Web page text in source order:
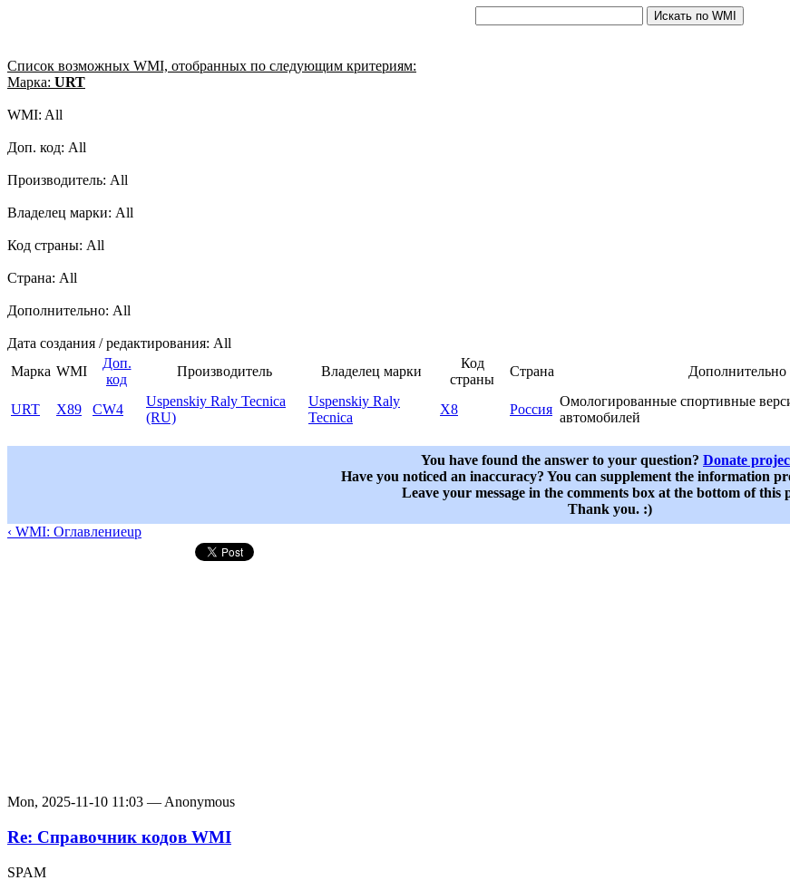
Список возможных WMI, отобранных по следующим критериям:
Марка: URT
WMI: All
Доп. код: All
Производитель: All
Владелец марки: All
Код страны: All
Страна: All
Дополнительно: All
Дата создания / редактирования: All
Марка WMI
Доп.
код
Производитель Владелец марки
Код
страны
Страна Дополнительно
URT
X89 CW4
Uspenskiy Raly Tecnica
(RU)
Uspenskiy Raly
Tecnica
X8 Россия
Омологированные спортивные
автомобилей
You have found the answer to your question? Donate
Have you noticed an inaccuracy? You can supplement the information
Leave your message in the comments box at the bottom of this
Thank you. :)
‹ WMI: Оглавлениеup
Mon, 2025-11-10 11:03 — Anonymous
Re: Справочник кодов WMI
SPAM